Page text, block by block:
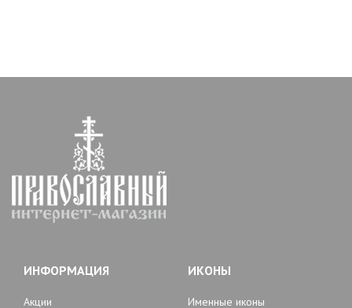
ИНФОРМАЦИЯ
Акции
ИКОНЫ
Именные иконы